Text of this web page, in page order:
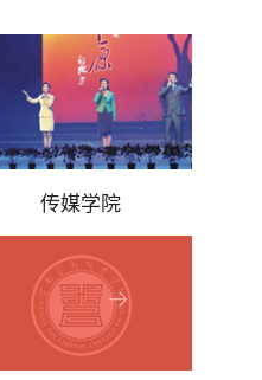
传媒学院